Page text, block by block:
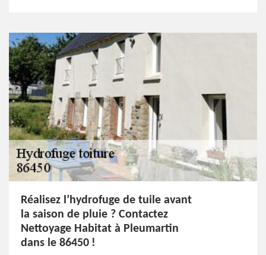
Réalisez l’hydrofuge de tuile avant
la saison de pluie ? Contactez
Nettoyage Habitat à Pleumartin
dans le 86450 !